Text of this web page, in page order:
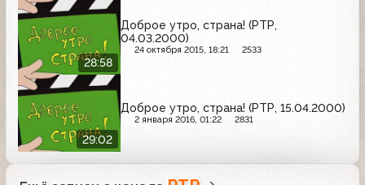
28:58
Доброе утро, страна! (РТР,
04.03.2000)
24 октября 2015, 18:21 2533
29:02
Доброе утро, страна! (РТР, 15.04.2000)
2 января 2016, 01:22 2831